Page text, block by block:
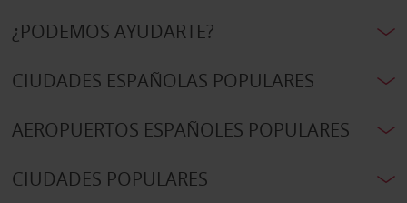
¿PODEMOS AYUDARTE?
CIUDADES ESPAÑOLAS POPULARES
AEROPUERTOS ESPAÑOLES POPULARES
CIUDADES POPULARES